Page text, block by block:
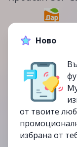
1.29лв.
21/09
Ново
от твоите
избрана от